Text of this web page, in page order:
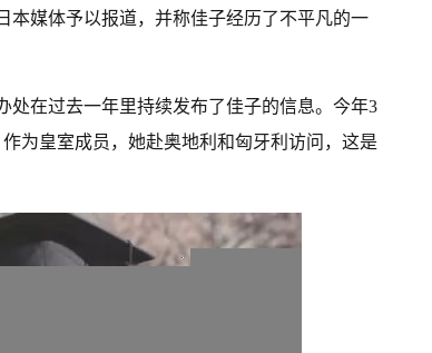
本媒体予以报道，并称佳子经历了不平凡的一
处在过去一年里持续发布了佳子的信息。今年3
为皇室成员，她赴奥地利和匈牙利访问，这是